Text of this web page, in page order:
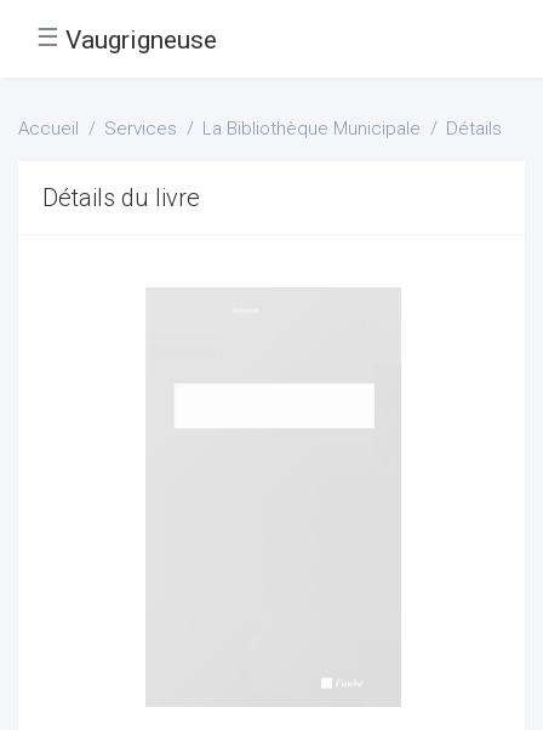
☰ Vaugrigneuse
Accueil Services La Bibliothèque Municipale Détails
Détails du livre